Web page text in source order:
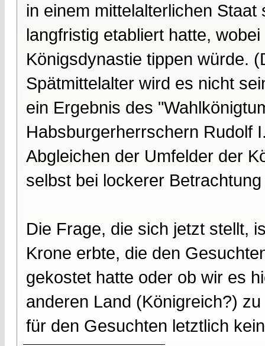
in einem mittelalterlichen
langfristig etabliert hatte,
Königsdynastie tippen würde.
Spätmittelalter wird es nicht
ein Ergebnis des
Habsburgerherrschern Rudolf
Abgleichen der Umfelder der
selbst bei lockerer
Die Frage, die sich jetzt stellt,
Krone erbte, die den
gekostet hatte oder ob wir es
anderen Land (Königreich?)
für den Gesuchten letztlich